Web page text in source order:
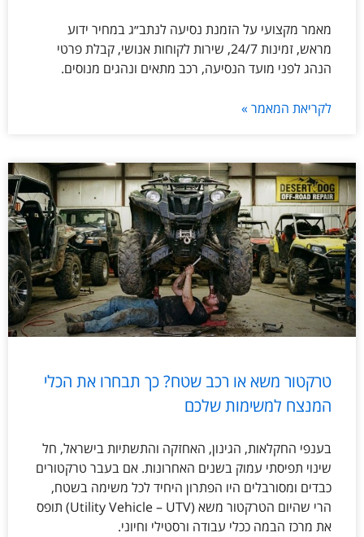
מאמר מקצועי על הזמנת נסיעה לנתב״ג במחיר ידוע
מראש, זמינות 24/7, שירות לקוחות אנושי, קבלת פרטי
הנהג לפני מועד הנסיעה, רכב מתאים ונהגים מנוסים.
לקריאת המאמר »
טרקטור משא או רכב שטח? כך תבחרו את הכלי
המנצח למשימות שלכם
בענפי החקלאות, הגינון, האחזקה והתשתיות בישראל, חל
שינוי תפיסתי עמוק בשנים האחרונות. אם בעבר טרקטורים
כבדים ומסורבלים היו הפתרון היחיד לכל משימה בשטח,
הרי שהיום הטרקטור משא (Utility Vehicle – UTV) תופס
את מרכז הבמה ככלי עבודה ורסטילי וחיוני.